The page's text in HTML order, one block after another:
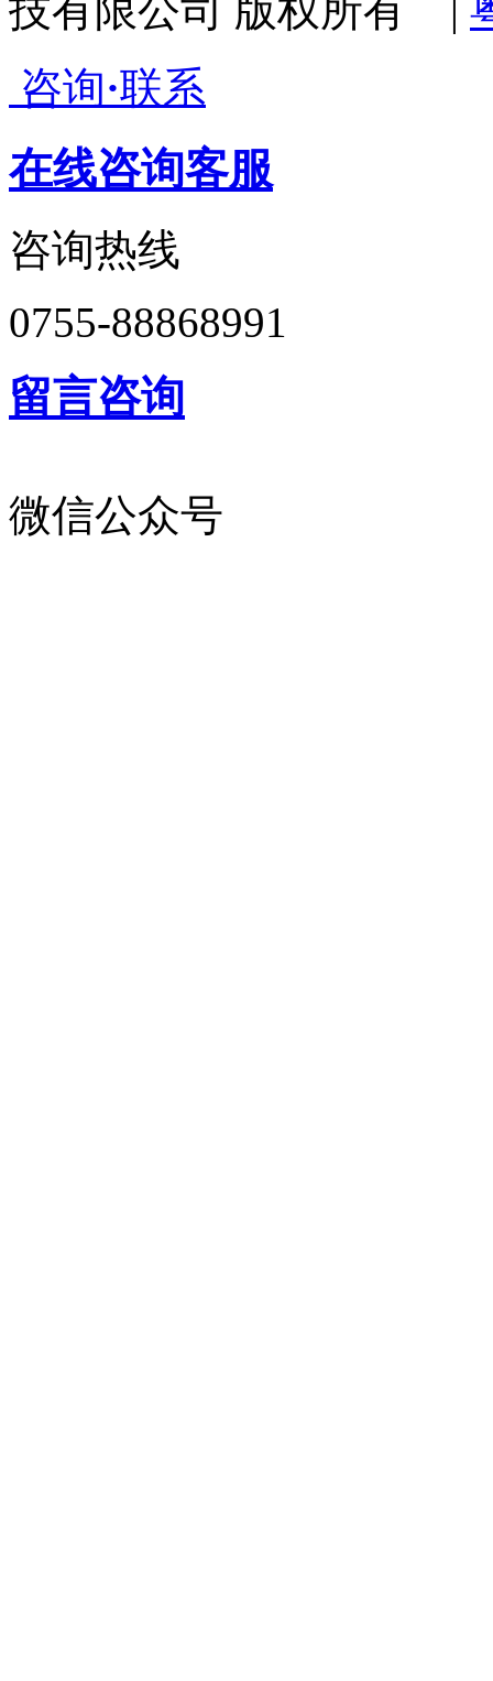
技有限公司 版权所有 |
咨询·联系
在线咨询客服
咨询热线
0755-88868991
留言咨询
微信公众号